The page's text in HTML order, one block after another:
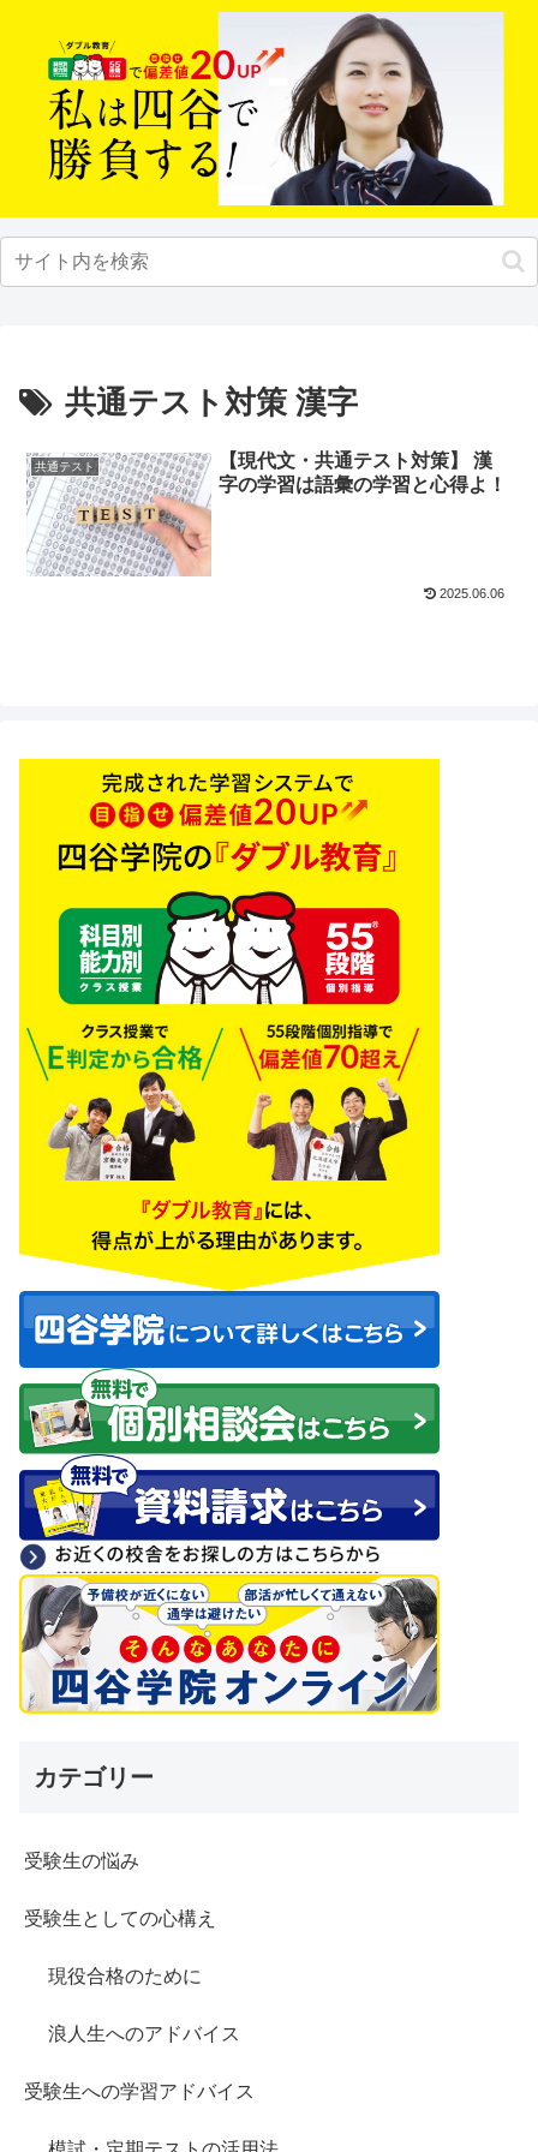
共通テスト対策 漢字
共通テスト
【現代文・共通テスト対策】 漢
字の学習は語彙の学習と心得よ！
2025.06.06
カテゴリー
受験生の悩み
受験生としての心構え
現役合格のために
浪人生へのアドバイス
受験生への学習アドバイス